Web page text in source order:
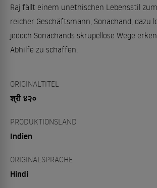
Raj fällt einem unethischen Lebensstil
reicher Geschäftsmann, Sonachand, dazu
jedoch Sonachands skrupellose Wege
Abhilfe zu schaffen.
ORIGINALTITEL
श्री ४२०
PRODUKTIONSLAND
Indien
ORIGINALSPRACHE
Hindi